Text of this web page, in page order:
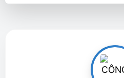
THÔNG SỐ KỸ THUẬT